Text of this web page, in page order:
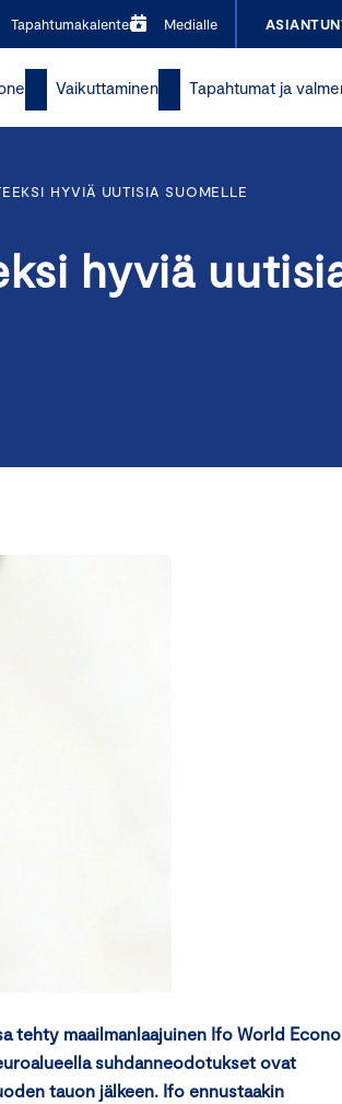
Tapahtumakalenteri Medialle
Vaikuttaminen Tapahtumat ja
HYVIÄ UUTISIA SUOMELLE
hyviä
tehty maailmanlaajuinen Ifo World
suhdanneodotukset ovat
tauon jälkeen. Ifo ennustaakin